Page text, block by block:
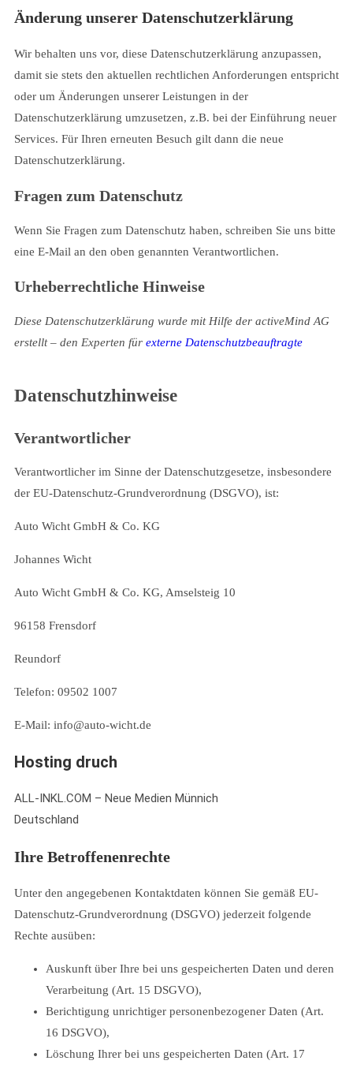
Änderung unserer Datenschutzerklärung
Wir behalten uns vor, diese Datenschutzerklärung anzupassen,
damit sie stets den aktuellen rechtlichen Anforderungen entspricht
oder um Änderungen unserer Leistungen in der
Datenschutzerklärung umzusetzen, z.B. bei der Einführung neuer
Services. Für Ihren erneuten Besuch gilt dann die neue
Datenschutzerklärung.
Fragen zum Datenschutz
Wenn Sie Fragen zum Datenschutz haben, schreiben Sie uns bitte
eine E-Mail an den oben genannten Verantwortlichen.
Urheberrechtliche Hinweise
Diese Datenschutzerklärung wurde mit Hilfe der activeMind AG
erstellt – den Experten für externe Datenschutzbeauftragte
Datenschutzhinweise
Verantwortlicher
Verantwortlicher im Sinne der Datenschutzgesetze, insbesondere
der EU-Datenschutz-Grundverordnung (DSGVO), ist:
Auto Wicht GmbH & Co. KG
Johannes Wicht
Auto Wicht GmbH & Co. KG, Amselsteig 10
96158 Frensdorf
Reundorf
Telefon: 09502 1007
E-Mail: info@auto-wicht.de
Hosting druch
ALL-INKL.COM – Neue Medien Münnich
Deutschland
Ihre Betroffenenrechte
Unter den angegebenen Kontaktdaten können Sie gemäß EU-
Datenschutz-Grundverordnung (DSGVO) jederzeit folgende
Rechte ausüben:
Auskunft über Ihre bei uns gespeicherten Daten und deren
Verarbeitung (Art. 15 DSGVO),
Berichtigung unrichtiger personenbezogener Daten (Art.
16 DSGVO),
Löschung Ihrer bei uns gespeicherten Daten (Art. 17